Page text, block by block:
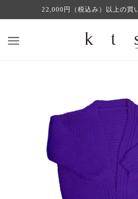
22,000円（税込み）以上の買